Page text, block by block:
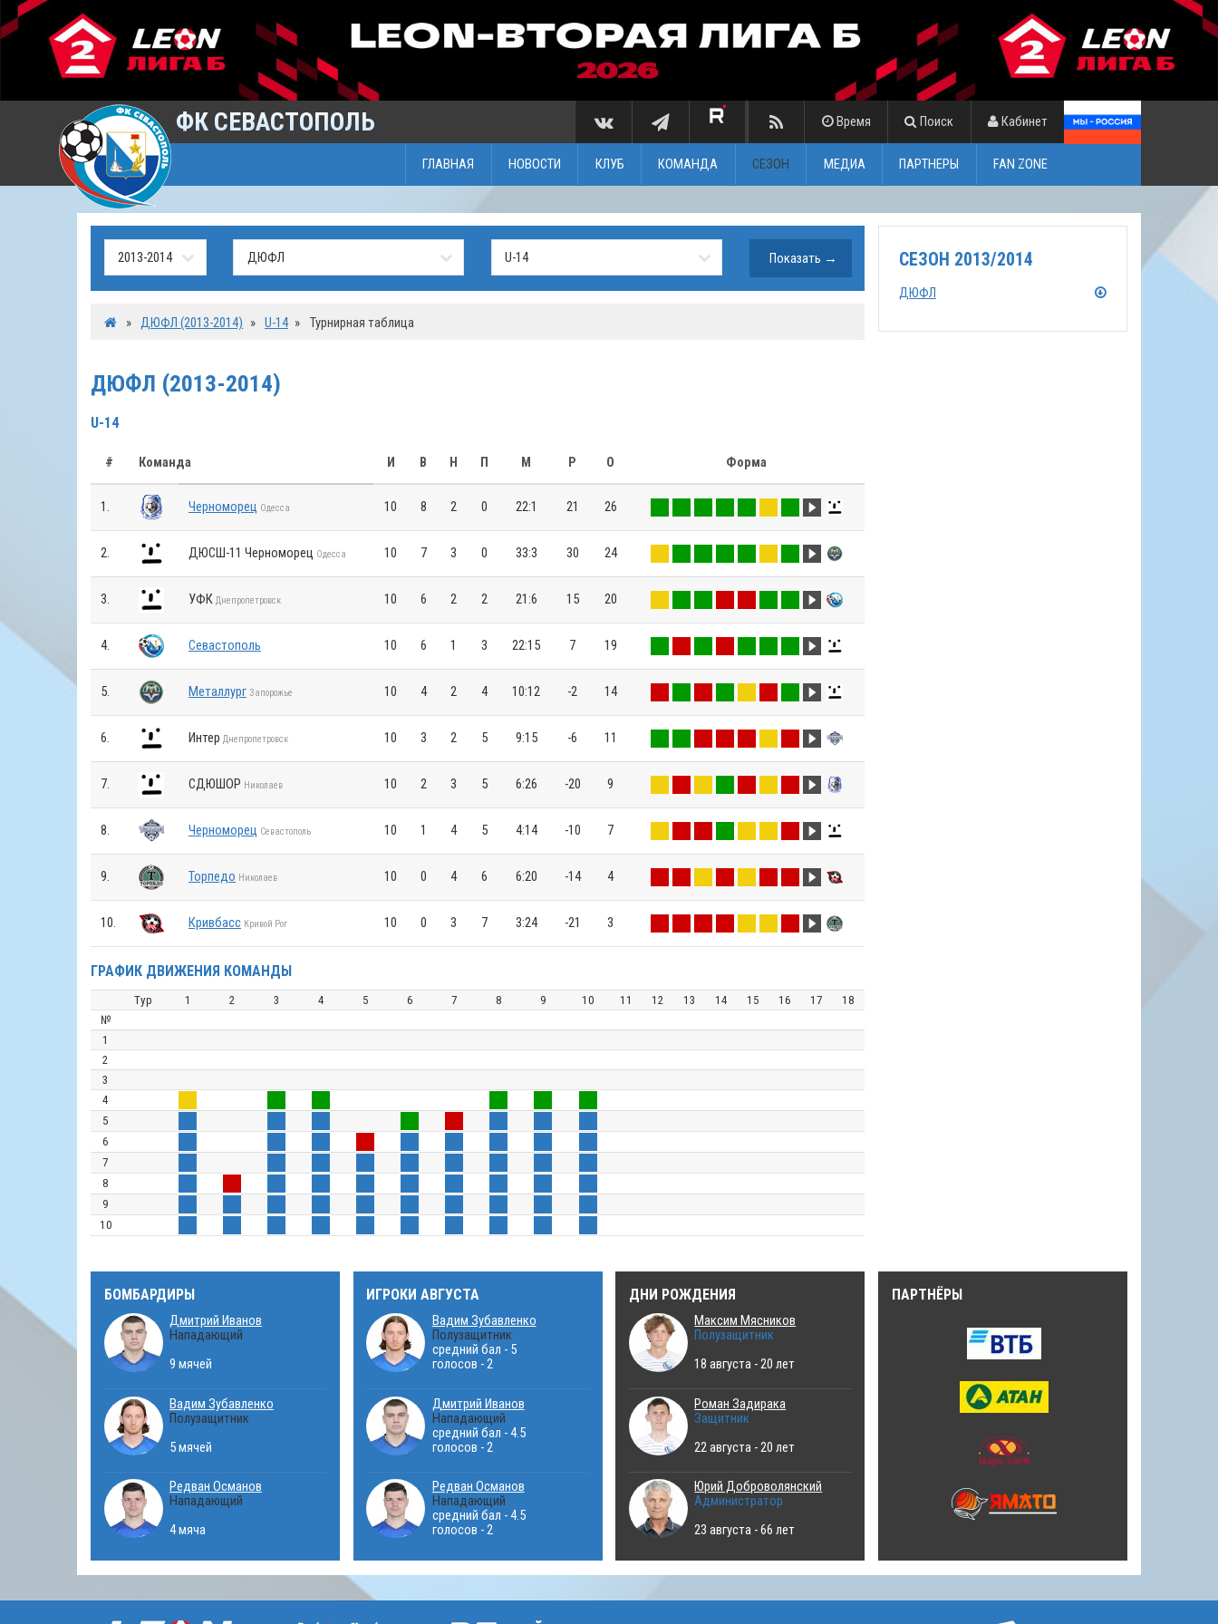
ФК СЕВАСТОПОЛЬ Время Поиск Кабинет
ГЛАВНАЯ НОВОСТИ КЛУБ КОМАНДА СЕЗОН МЕДИА ПАРТНЕРЫ FAN ZONE
» ДЮФЛ (2013-2014) » U-14 » Турнирная таблица
ДЮФЛ (2013-2014)
U-14
# Команда И В Н П М Р О Форма
1. Черноморец Одесса 10 8 2 0 22:1 21 26
2. ДЮСШ-11 Черноморец Одесса 10 7 3 0 33:3 30 24
3. УФК Днепропетровск 10 6 2 2 21:6 15 20
4. Севастополь 10 6 1 3 22:15 7 19
5. Металлург Запорожье 10 4 2 4 10:12 -2 14
6. Интер Днепропетровск 10 3 2 5 9:15 -6 11
7. СДЮШОР Николаев 10 2 3 5 6:26 -20 9
8. Черноморец Севастополь 10 1 4 5 4:14 -10 7
9. Торпедо Николаев 10 0 4 6 6:20 -14 4
10. Кривбасс Кривой Рог 10 0 3 7 3:24 -21 3
ГРАФИК ДВИЖЕНИЯ КОМАНДЫ
Тур 1 2 3 4 5 6 7 8 9 10 11 12 13 14 15 16 17
18
№
1
2
3
4
5
6
7
8
9
10
СЕЗОН 2013/2014
ДЮФЛ
БОМБАРДИРЫ
Дмитрий Иванов
Нападающий
9 мячей
Вадим Зубавленко
Полузащитник
5 мячей
Редван Османов
Нападающий
4 мяча
ИГРОКИ АВГУСТА
Вадим Зубавленко
Полузащитник
средний бал - 5
голосов - 2
Дмитрий Иванов
Нападающий
средний бал - 4.5
голосов - 2
Редван Османов
Нападающий
средний бал - 4.5
голосов - 2
ДНИ РОЖДЕНИЯ
Максим Мясников
Полузащитник
18 августа - 20 лет
Роман Задирака
Защитник
22 августа - 20 лет
Юрий Доброволянский
Администратор
23 августа - 66 лет
ПАРТНЁРЫ